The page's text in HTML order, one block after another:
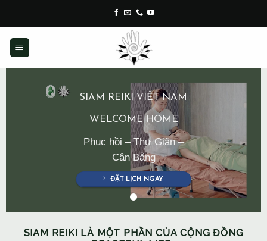
content
SIAM REIKI VIỆT NAM
WELCOME HOME
Phục hồi – Thư Giãn –
Cân Bằng
ĐẶT LỊCH NGAY
SIAM REIKI LÀ MỘT PHẦN CỦA CỘNG ĐỒNG